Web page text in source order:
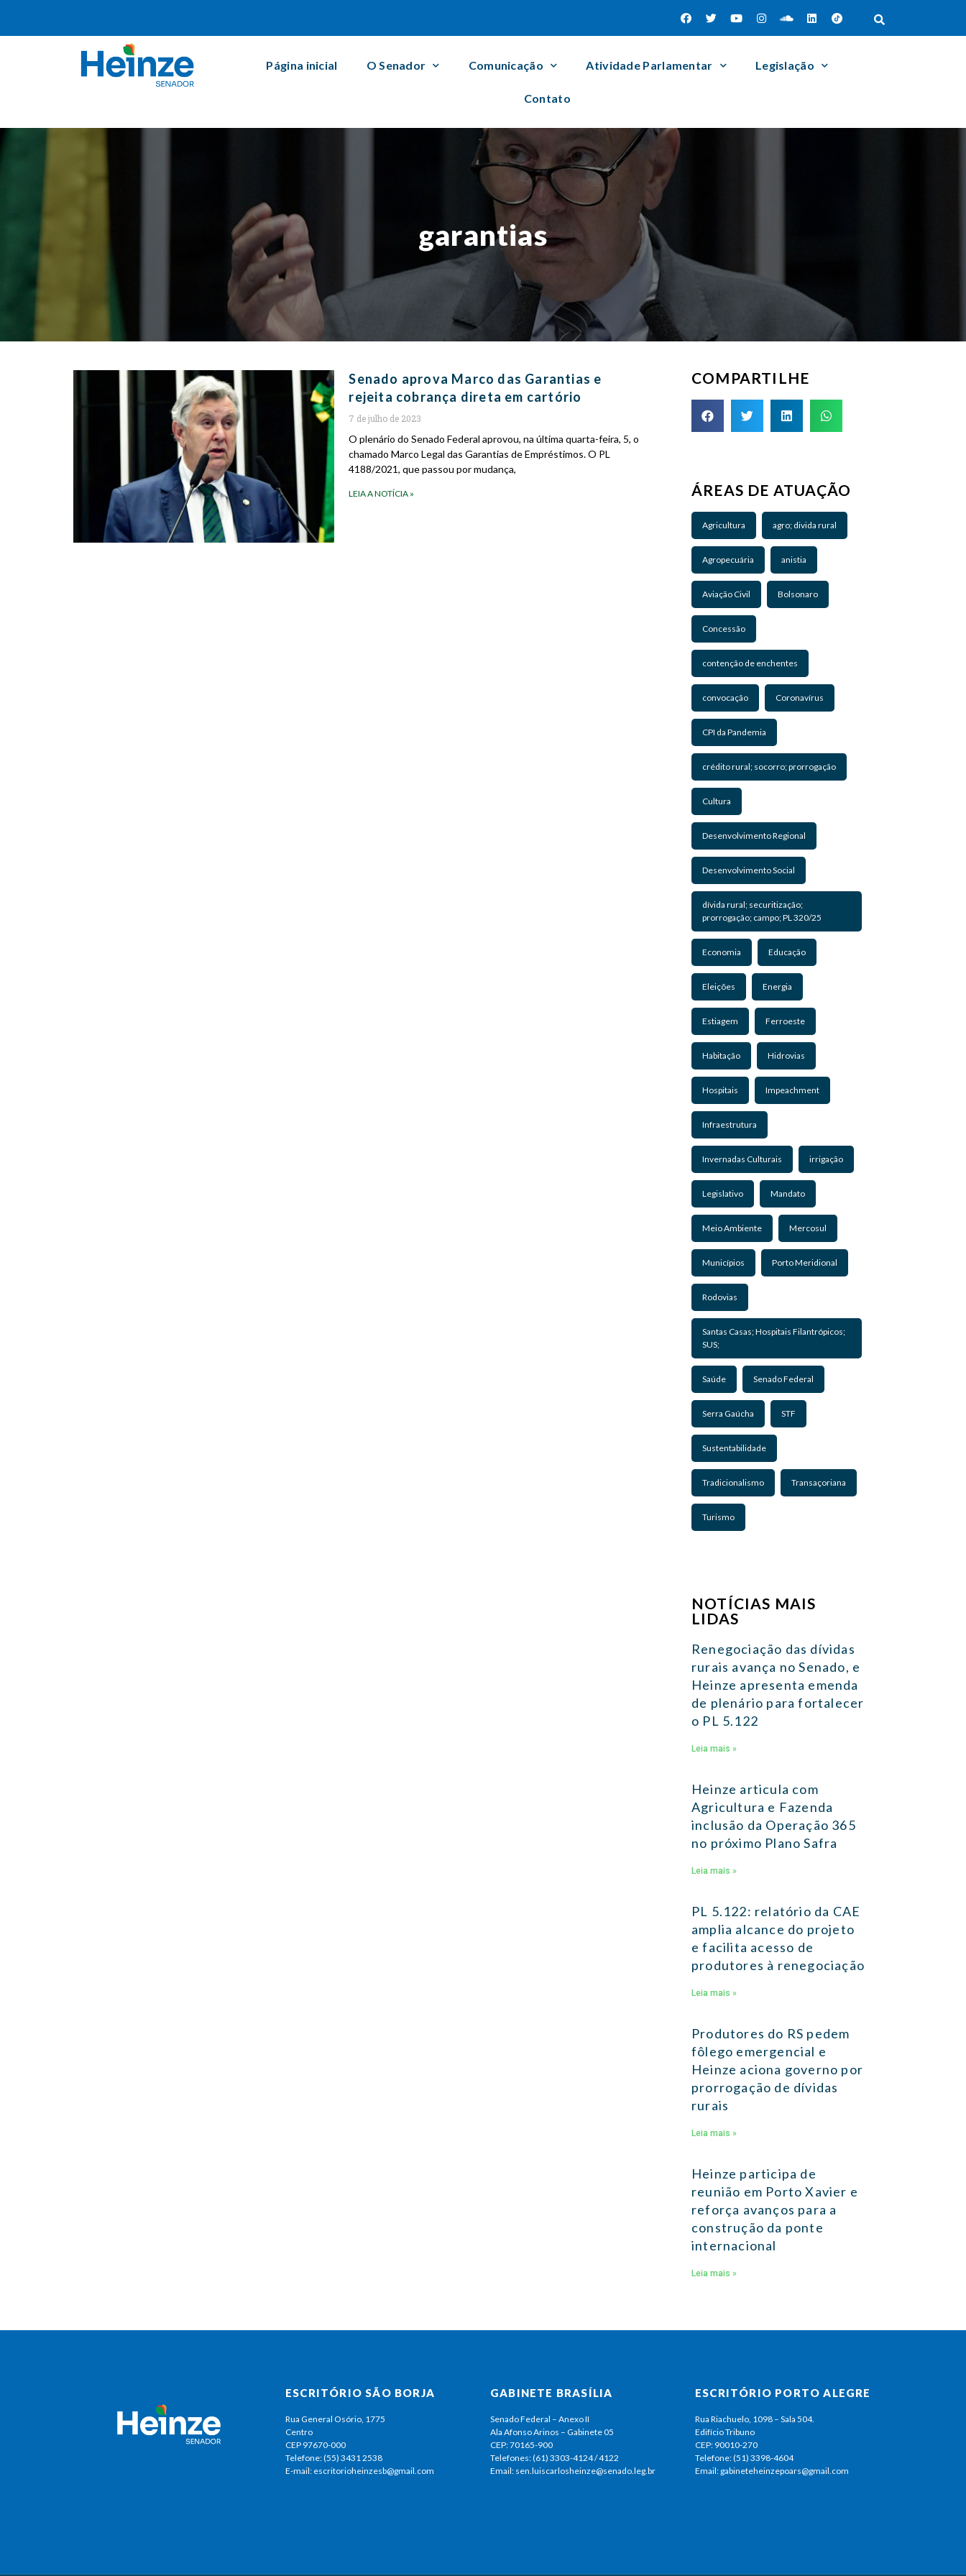
Página inicial O Senador Comunicação Atividade Parlamentar Legislação
Contato
garantias
Senado aprova Marco das Garantias e
rejeita cobrança direta em cartório
7 de julho de 2023
O plenário do Senado Federal aprovou, na última quarta-feira, 5, o
chamado Marco Legal das Garantias de Empréstimos. O PL
4188/2021, que passou por mudança,
LEIA A NOTÍCIA »
COMPARTILHE
ÁREAS DE ATUAÇÃO
Agricultura agro; divida rural
Agropecuária anistia
Aviação Civil Bolsonaro
Concessão
contenção de enchentes
convocação Coronavírus
CPI da Pandemia
crédito rural; socorro; prorrogação
Cultura
Desenvolvimento Regional
Desenvolvimento Social
dívida rural; securitização;
prorrogação; campo; PL 320/25
Economia Educação
Eleições Energia
Estiagem Ferroeste
Habitação Hidrovias
Hospitais Impeachment
Infraestrutura
Invernadas Culturais irrigação
Legislativo Mandato
Meio Ambiente Mercosul
Municípios Porto Meridional
Rodovias
Santas Casas; Hospitais Filantrópicos;
SUS;
Saúde Senado Federal
Serra Gaúcha STF
Sustentabilidade
Tradicionalismo Transaçoriana
Turismo
NOTÍCIAS MAIS
LIDAS
Renegociação das dívidas
rurais avança no Senado, e
Heinze apresenta emenda
de plenário para fortalecer
o PL 5.122
Leia mais »
Heinze articula com
Agricultura e Fazenda
inclusão da Operação 365
no próximo Plano Safra
Leia mais »
PL 5.122: relatório da CAE
amplia alcance do projeto
e facilita acesso de
produtores à renegociação
Leia mais »
Produtores do RS pedem
fôlego emergencial e
Heinze aciona governo por
prorrogação de dívidas
rurais
Leia mais »
Heinze participa de
reunião em Porto Xavier e
reforça avanços para a
construção da ponte
internacional
Leia mais »
ESCRITÓRIO SÃO BORJA
Rua General Osório, 1775
Centro
CEP 97670-000
Telefone: (55) 3431 2538
E-mail: escritorioheinzesb@gmail.com
GABINETE BRASÍLIA
Senado Federal – Anexo II
Ala Afonso Arinos – Gabinete 05
CEP: 70165-900
Telefones: (61) 3303-4124 / 4122
Email: sen.luiscarlosheinze@senado.leg.br
ESCRITÓRIO PORTO ALEGRE
Rua Riachuelo, 1098 – Sala 504.
Edifício Tribuno
CEP: 90010-270
Telefone: (51) 3398-4604
Email: gabineteheinzepoars@gmail.com